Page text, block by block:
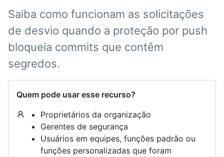
Saiba como funcionam as solicitações
de desvio quando a proteção por push
bloqueia commits que contêm
segredos.
Quem pode usar esse recurso?
Proprietários da organização
Gerentes de segurança
Usuários em equipes, funções padrão ou
funções personalizadas que foram